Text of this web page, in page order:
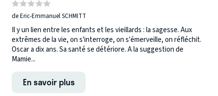
de Eric-Emmanuel SCHMITT
Il y un lien entre les enfants et les vieillards : la sagesse. Aux
extrêmes de la vie, on s'interroge, on s'émerveille, on réfléchit.
Oscar a dix ans. Sa santé se détériore. A la suggestion de
Mamie...
En savoir plus